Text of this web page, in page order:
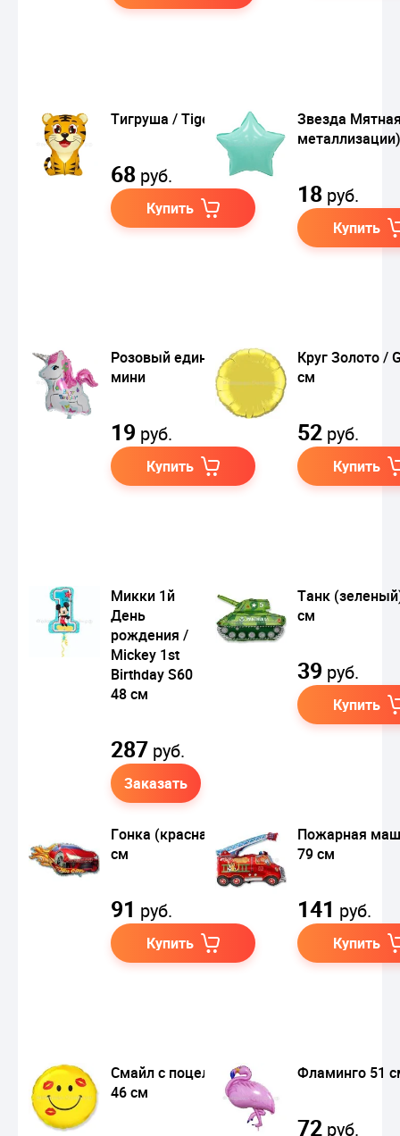
Тигруша / Tiger
68 руб.
Купить
Звезда
18 руб.
Купить
Розовый единорог
мини
19 руб.
Купить
Круг Золото /
см
52 руб.
Купить
Микки 1й
День
рождения /
Mickey 1st
Birthday S60
48 см
287 руб.
Заказать
Танк
см
39 руб.
Купить
Гонка (красная) 79
см
91 руб.
Купить
Пожарная
79 см
141 руб.
Купить
Смайл с поцелуями
46 см
Фламинго 51
72 руб.